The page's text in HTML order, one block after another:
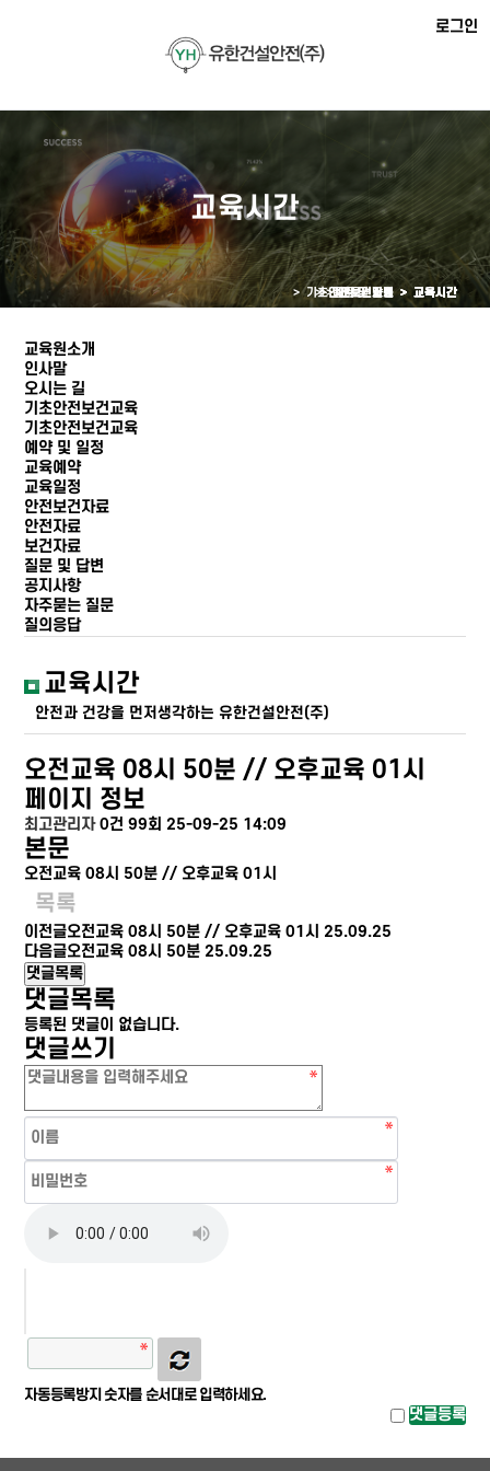
로그인
교육시간
> 교육원소개 >교육시간
교육원소개
인사말
오시는 길
> 기초안전보건교육 >교육시간
기초안전보건교육
기초안전보건교육
> 예약 및 일정 >교육시간
예약 및 일정
교육예약
교육일정
> 안전보건자료 >교육시간
안전보건자료
안전자료
보건자료
> 질문 및 답변 >교육시간
질문 및 답변
공지사항
자주묻는 질문
질의응답
교육시간
안전과 건강을 먼저생각하는 유한건설안전(주)
오전교육 08시 50분 // 오후교육 01시
페이지 정보
최고관리자 0건 99회 25-09-25 14:09
본문
오전교육 08시 50분 // 오후교육 01시
목록
이전글오전교육 08시 50분 // 오후교육 01시 25.09.25
다음글오전교육 08시 50분 25.09.25
댓글목록
댓글목록
등록된 댓글이 없습니다.
댓글쓰기
자동등록방지 숫자를 순서대로 입력하세요.